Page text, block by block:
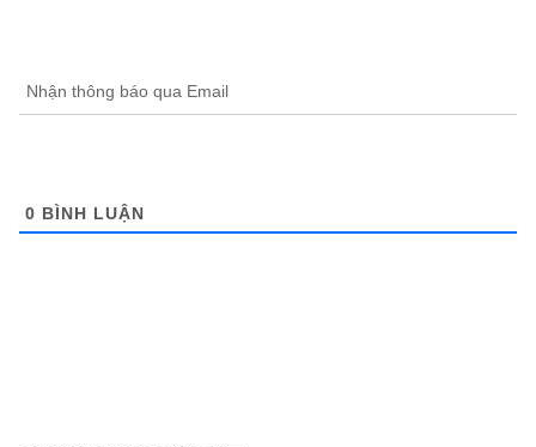
Nhận thông báo qua Email
0 BÌNH LUẬN